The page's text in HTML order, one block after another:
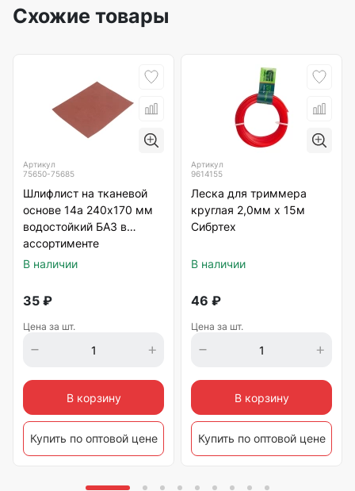
Схожие товары
Артикул
75650-75685
Шлифлист на тканевой
основе 14а 240х170 мм
водостойкий БАЗ в
ассортименте
В наличии
35 ₽
Цена за шт.
В корзину
Купить по оптовой цене
Артикул
9614155
Леска для триммера
круглая 2,0мм х 15м
Сибртех
В наличии
46 ₽
Цена за шт.
В корзину
Купить по оптовой цене